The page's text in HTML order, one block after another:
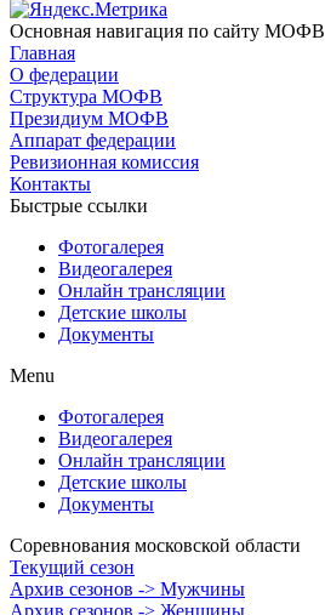
Основная навигация по сайту МОФВ
Главная
О федерации
Структура МОФВ
Президиум МОФВ
Аппарат федерации
Ревизионная комиссия
Контакты
Быстрые ссылки
Фотогалерея
Видеогалерея
Онлайн трансляции
Детские школы
Документы
Menu
Фотогалерея
Видеогалерея
Онлайн трансляции
Детские школы
Документы
Соревнования московской области
Текущий сезон
Архив сезонов -> Мужчины